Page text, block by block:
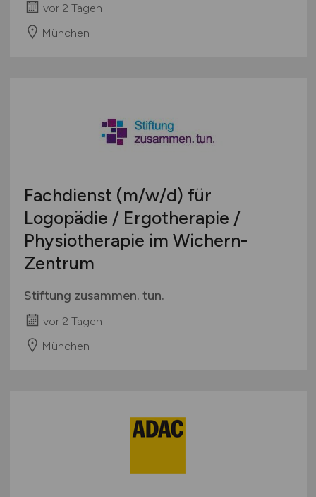
vor 2 Tagen
München
Fachdienst (m/w/d) für
Logopädie / Ergotherapie /
Physiotherapie im Wichern-
Zentrum
Stiftung zusammen. tun.
vor 2 Tagen
München